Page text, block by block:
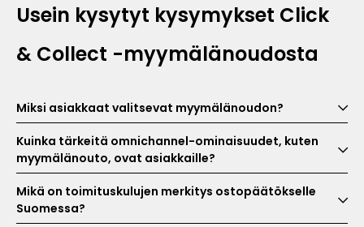
Usein kysytyt kysymykset Click
& Collect -myymälänoudosta
Miksi asiakkaat valitsevat myymälänoudon?
Kuinka tärkeitä omnichannel-ominaisuudet, kuten
myymälänouto, ovat asiakkaille?
Mikä on toimituskulujen merkitys ostopäätökselle
Suomessa?